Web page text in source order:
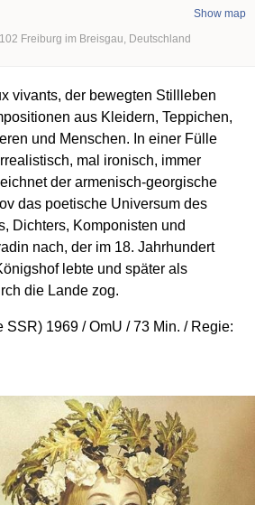
Freiburg im Breisgau Deutschland
Show map
vivants, der bewegten Stillleben
aus Kleidern, Teppichen,
und Menschen. In einer Fülle
mal ironisch, immer
der armenisch-georgische
das poetische Universum des
Dichters, Komponisten und
nach, der im 18. Jahrhundert
lebte und später als
die Lande zog.
SSR) 1969 / OmU / 73 Min. / Regie: